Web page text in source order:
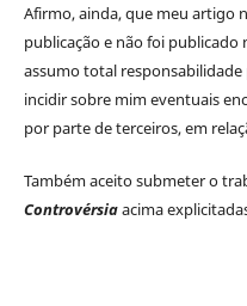
Afirmo, ainda, que meu artigo
publicação e não foi
assumo total
incidir sobre mim eventuais
por parte de terceiros, em
Também aceito submeter o
Controvérsiaacima